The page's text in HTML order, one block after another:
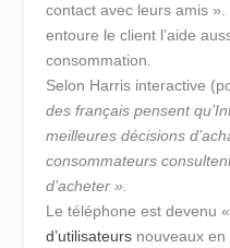
contact avec leurs amis
entoure le client l’aide
consommation.
Selon Harris interactive
des français pensent
meilleures décisions
consommateurs
d’acheter ».
Le téléphone est devenu
d’utilisateurs nouveaux